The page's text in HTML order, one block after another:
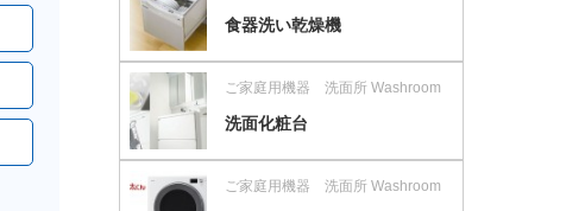
食器洗い乾燥機
ご家庭用機器 洗面所 Washroom
洗面化粧台
ご家庭用機器 洗面所 Washroom